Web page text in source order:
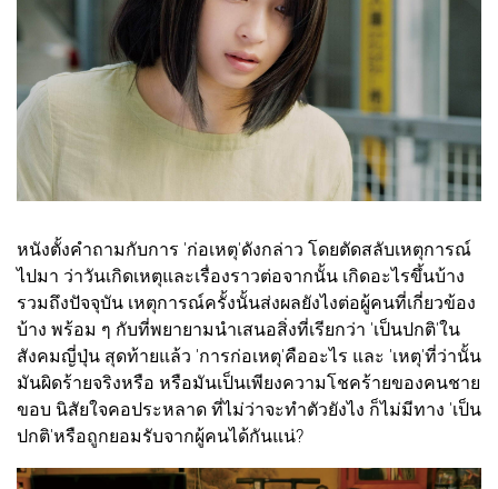
หนังตั้งคำถามกับการ 'ก่อเหตุ'ดังกล่าว โดยตัดสลับเหตุการณ์
ไปมา ว่าวันเกิดเหตุและเรื่องราวต่อจากนั้น เกิดอะไรขึ้นบ้าง
รวมถึงปัจจุบัน เหตุการณ์ครั้งนั้นส่งผลยังไงต่อผู้คนที่เกี่ยวข้อง
บ้าง พร้อม ๆ กับที่พยายามนำเสนอสิ่งที่เรียกว่า 'เป็นปกติ'ใน
สังคมญี่ปุ่น สุดท้ายแล้ว 'การก่อเหตุ'คืออะไร และ 'เหตุ'ที่ว่านั้น
มันผิดร้ายจริงหรือ หรือมันเป็นเพียงความโชคร้ายของคนชาย
ขอบ นิสัยใจคอประหลาด ที่ไม่ว่าจะทำตัวยังไง ก็ไม่มีทาง 'เป็น
ปกติ'หรือถูกยอมรับจากผู้คนได้กันแน่?